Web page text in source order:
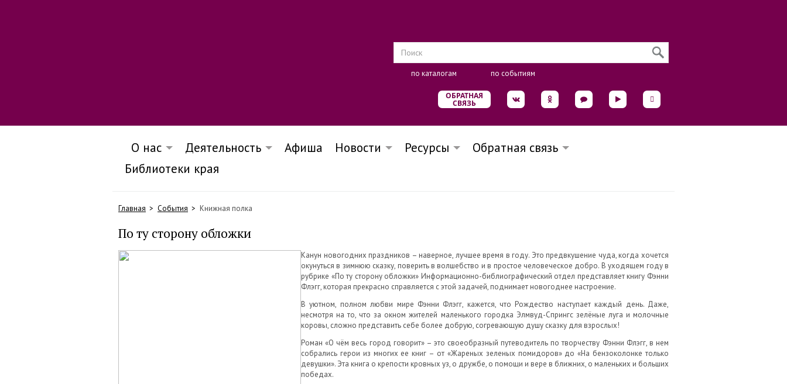
по каталогам по событиям
ОБРАТНАЯ
СВЯЗЬ
О нас Деятельность Афиша Новости Ресурсы
Обратная связь
Библиотеки края
Главная События Книжная полка
По ту сторону обложки
Канун новогодних праздников – наверное, лучшее время в году. Это предвкушение чуда, когда хочется
окунуться в зимнюю сказку, поверить в волшебство и в простое человеческое добро. В уходящем году в
рубрике «По ту сторону обложки» Информационно-библиографический отдел представляет книгу Фэнни
Флэгг, которая прекрасно справляется с этой задачей, поднимает новогоднее настроение.
В уютном, полном любви мире Фэнни Флэгг, кажется, что Рождество наступает каждый день. Даже,
несмотря на то, что за окном жителей маленького городка Элмвуд-Спрингс зелёные луга и молочные
коровы, сложно представить себе более добрую, согревающую душу сказку для взрослых!
Роман «О чём весь город говорит» – это своеобразный путеводитель по творчеству Фэнни Флэгг, в нем
собрались герои из многих ее книг – от «Жареных зеленых помидоров» до «На бензоколонке только
девушки». Эта книга о крепости кровных уз, о дружбе, о помощи и вере в ближних, о маленьких и больших
победах.